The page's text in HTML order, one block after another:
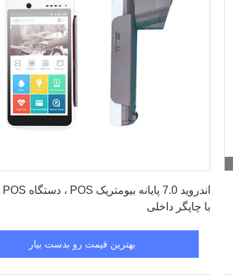
با چاپگر داخلی
بهترین قیمت رو بدست بیار